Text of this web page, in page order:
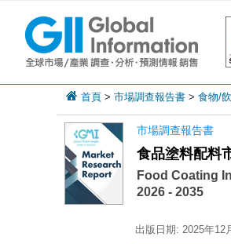
首頁 > 市場調查報告書 > 食物/
市場調查報告書
食品塗料配料
Food Coating
2026 - 2035
出版日期: 2025年12